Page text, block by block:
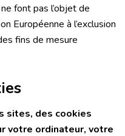
font pas l’objet de
Européenne à l’exclusion
fins de mesure
sites, des cookies
votre ordinateur, votre